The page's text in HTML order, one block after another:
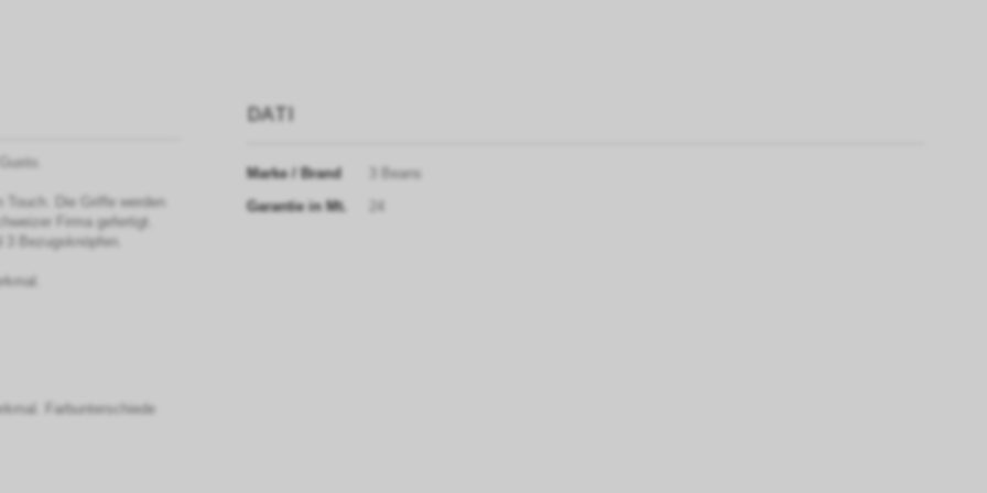
Die Griffe werden
Firma gefertigt.
Bezugsknöpfen.
Farbunterschiede
DATI
Marke / Brand
3 Beans
Garantie in Mt.